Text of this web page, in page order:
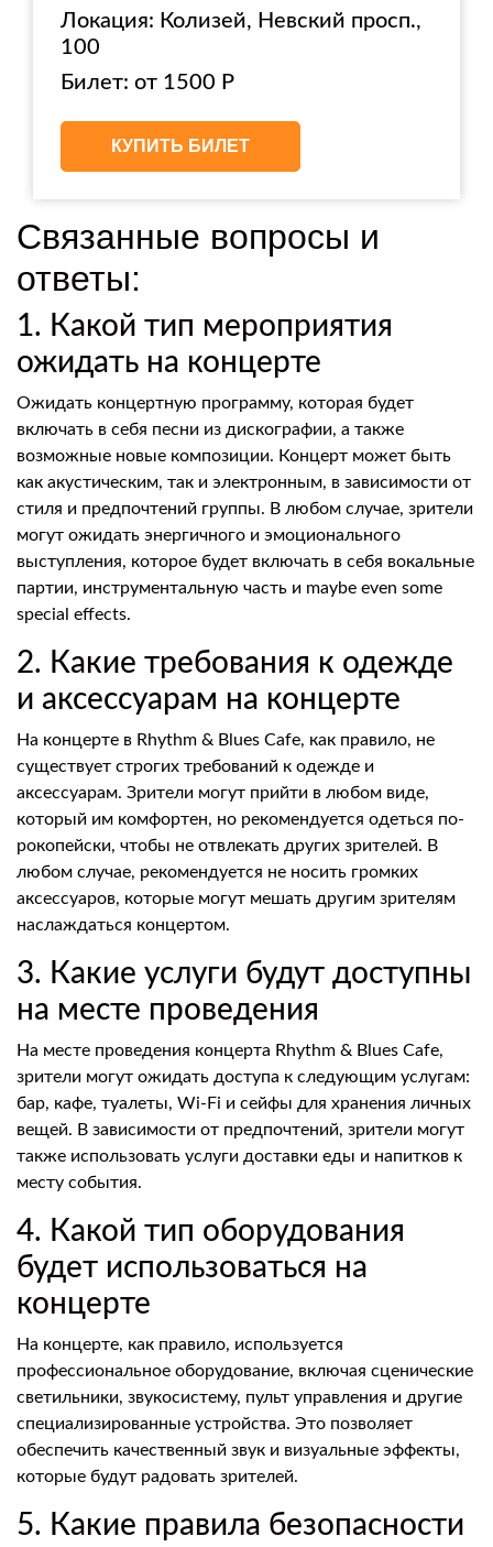
Локация: Колизей, Невский просп.,
100
Билет: от 1500 Р
КУПИТЬ БИЛЕТ
Связанные вопросы и
ответы:
1. Какой тип мероприятия
ожидать на концерте
Ожидать концертную программу, которая будет
включать в себя песни из дискографии, а также
возможные новые композиции. Концерт может быть
как акустическим, так и электронным, в зависимости от
стиля и предпочтений группы. В любом случае, зрители
могут ожидать энергичного и эмоционального
выступления, которое будет включать в себя вокальные
партии, инструментальную часть и maybe even some
special effects.
2. Какие требования к одежде
и аксессуарам на концерте
На концерте в Rhythm & Blues Cafe, как правило, не
существует строгих требований к одежде и
аксессуарам. Зрители могут прийти в любом виде,
который им комфортен, но рекомендуется одеться по-
рокопейски, чтобы не отвлекать других зрителей. В
любом случае, рекомендуется не носить громких
аксессуаров, которые могут мешать другим зрителям
наслаждаться концертом.
3. Какие услуги будут доступны
на месте проведения
На месте проведения концерта Rhythm & Blues Cafe,
зрители могут ожидать доступа к следующим услугам:
бар, кафе, туалеты, Wi-Fi и сейфы для хранения личных
вещей. В зависимости от предпочтений, зрители могут
также использовать услуги доставки еды и напитков к
месту события.
4. Какой тип оборудования
будет использоваться на
концерте
На концерте, как правило, используется
профессиональное оборудование, включая сценические
светильники, звукосистему, пульт управления и другие
специализированные устройства. Это позволяет
обеспечить качественный звук и визуальные эффекты,
которые будут радовать зрителей.
5. Какие правила безопасности